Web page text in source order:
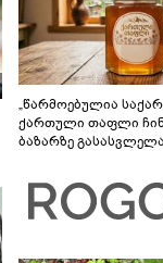
„წარმოებულია
ქართული თაფლი
ბაზარზე